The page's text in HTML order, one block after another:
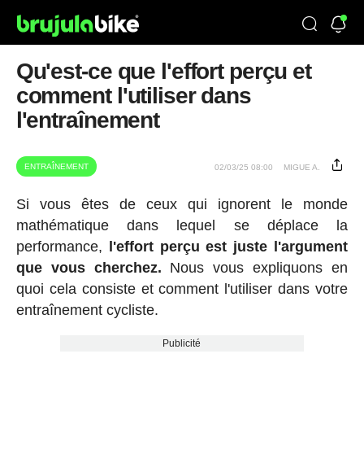
Qu'est-ce que l'effort perçu et
comment l'utiliser dans
l'entraînement
ENTRAÎNEMENT 02/03/25 08:00 MIGUE A.
Si vous êtes de ceux qui ignorent le monde
mathématique dans lequel se déplace la
performance,
l'effort perçu est juste l'argument
que vous cherchez. Nous vous expliquons en
quoi cela consiste et comment l'utiliser dans votre
entraînement cycliste.
Publicité